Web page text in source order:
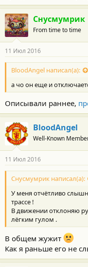
Снусмумрик
From time to time
11 Июл 2016
BloodAngel написал(а):
а чо он еще и
Описывали раннее,
BloodAngel
Well-Known
11 Июл 2016
Снусмумрик написал(а):
У меня отчётливо
трассе !
В движении отклоняю
лёгким гулом .
В общем жужит
Как я раньше его не